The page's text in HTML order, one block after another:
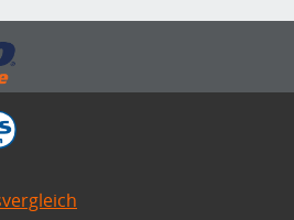
zu vervielfältigen, zu verbreiten
Dritte ausführen zu lassen. Ein
dar und wird verfolgt.
Onlineshop identifizierte Ersatzteil
Ersatzteil entspricht.
Informationen notwendig, um
Ersatzteil auch in das gewünschte